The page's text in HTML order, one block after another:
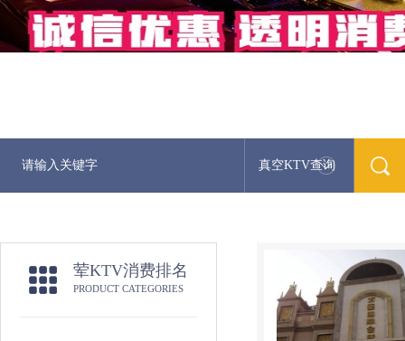
真空KTV查询
荤KTV消费排名
PRODUCT CATEGORIES